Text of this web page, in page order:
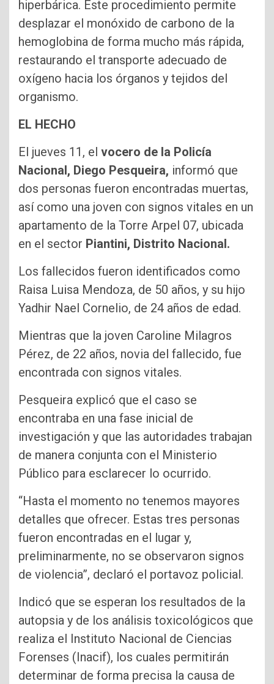
hiperbárica. Este procedimiento permite
desplazar el monóxido de carbono de la
hemoglobina de forma mucho más rápida,
restaurando el transporte adecuado de
oxígeno hacia los órganos y tejidos del
organismo.
EL HECHO
El jueves 11, el vocero de la Policía
Nacional, Diego Pesqueira, informó que
dos personas fueron encontradas muertas,
así como una joven con signos vitales en un
apartamento de la Torre Arpel 07, ubicada
en el sector Piantini, Distrito Nacional.
Los fallecidos fueron identificados como
Raisa Luisa Mendoza, de 50 años, y su hijo
Yadhir Nael Cornelio, de 24 años de edad.
Mientras que la joven Caroline Milagros
Pérez, de 22 años, novia del fallecido, fue
encontrada con signos vitales.
Pesqueira explicó que el caso se
encontraba en una fase inicial de
investigación y que las autoridades trabajan
de manera conjunta con el Ministerio
Público para esclarecer lo ocurrido.
“Hasta el momento no tenemos mayores
detalles que ofrecer. Estas tres personas
fueron encontradas en el lugar y,
preliminarmente, no se observaron signos
de violencia”, declaró el portavoz policial.
Indicó que se esperan los resultados de la
autopsia y de los análisis toxicológicos que
realiza el Instituto Nacional de Ciencias
Forenses (Inacif), los cuales permitirán
determinar de forma precisa la causa de